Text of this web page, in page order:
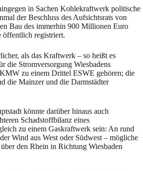
in Sachen Kohlekraftwerk politische
der Beschluss des Aufsichtsrats von
Bau des immerhin 900 Millionen Euro
registriert.
als das Kraftwerk – so heißt es
die Stromversorgung Wiesbadens
zu einem Drittel ESWE gehören; die
die Mainzer und die Darmstädter
könnte darüber hinaus auch
Schadstoffbilanz eines
zu einem Gaskraftwerk sein: An rund
Wind aus West oder Südwest – mögliche
den Rhein in Richtung Wiesbaden